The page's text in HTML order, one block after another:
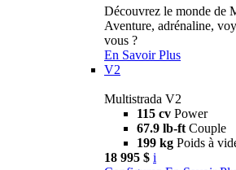
Découvrez le monde de
Aventure, adrénaline,
vous ?
En Savoir Plus
V2
Multistrada V2
115 cv Power
67.9 lb-ft Couple
199 kg Poids à
18 995 $ i